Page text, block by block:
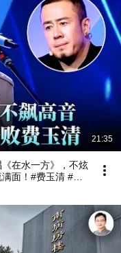
21:35
在水一方》，不炫
面！#费玉清 #任